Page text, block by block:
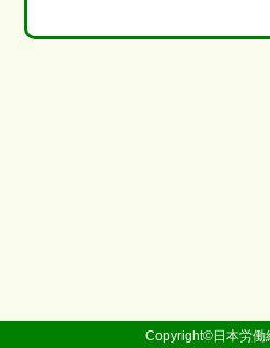
Copyright©日本労働